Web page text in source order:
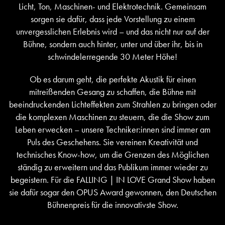
Licht, Ton, Maschinen- und Elektrotechnik. Gemeinsam
sorgen sie dafür, dass jede Vorstellung zu einem
unvergesslichen Erlebnis wird – und das nicht nur auf der
Bühne, sondern auch hinter, unter und über ihr, bis in
schwindelerregende 30 Meter Höhe!
Ob es darum geht, die perfekte Akustik für einen
mitreißenden Gesang zu schaffen, die Bühne mit
beeindruckenden Lichteffekten zum Strahlen zu bringen oder
die komplexen Maschinen zu steuern, die die Show zum
Leben erwecken – unsere Techniker:innen sind immer am
Puls des Geschehens. Sie vereinen Kreativität und
technisches Know-how, um die Grenzen des Möglichen
ständig zu erweitern und das Publikum immer wieder zu
begeistern. Für die FALLING | IN LOVE Grand Show haben
sie dafür sogar den OPUS Award gewonnen, den Deutschen
Bühnenpreis für die innovativste Show.